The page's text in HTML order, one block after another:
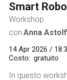
Smart
Workshop
con Anna
14 Apr 2026 /
Costo
gratuito
In questo